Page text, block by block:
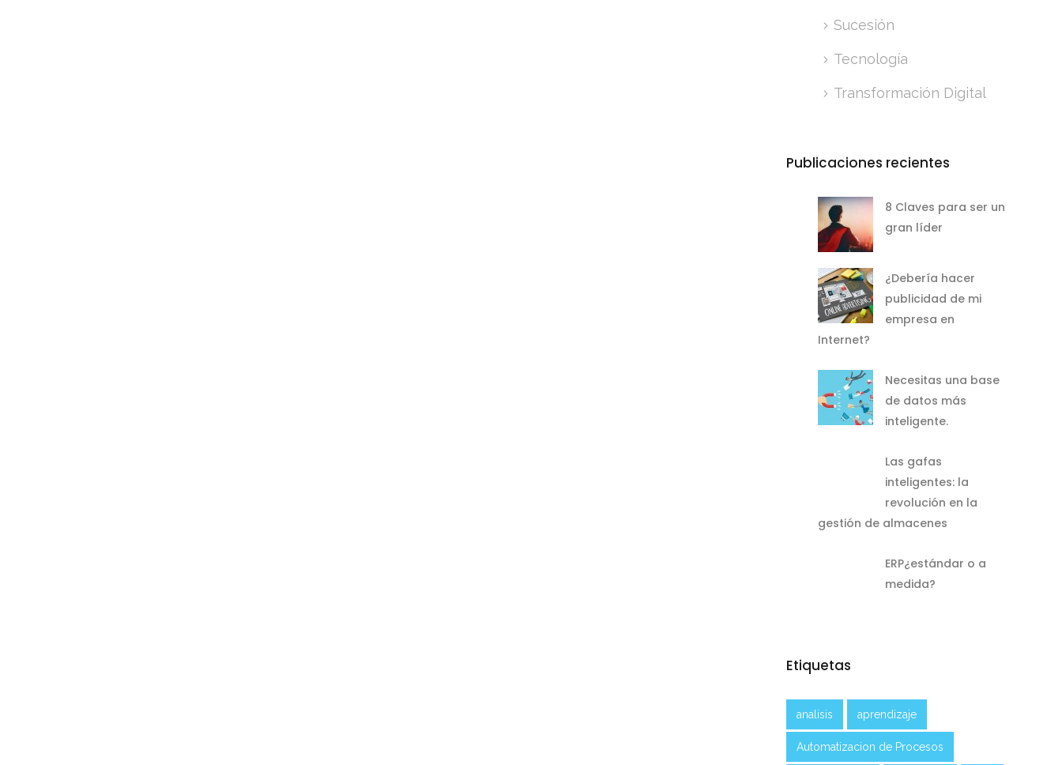
Sucesión
Tecnología
Transformación Digital
Publicaciones recientes
8 Claves para ser un
gran líder
¿Debería hacer
publicidad de mi
empresa en
Internet?
Necesitas una base
de datos más
inteligente.
Las gafas
inteligentes: la
revolución en la
gestión de almacenes
ERP¿estándar o a
medida?
Etiquetas
analisis aprendizaje
Automatizacion de Procesos